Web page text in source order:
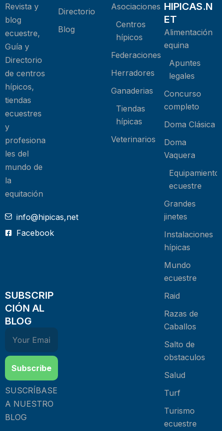
Revista y
blog
ecuestre,
Guía y
Directorio
de centros
hípicos,
tiendas
ecuestres
y
profesiona
les del
mundo de
la
equitación
info@hipicas,net
Facebook
SUBSCRIP
CIÓN AL
BLOG
Subscribe
SUSCRÍBASE
A NUESTRO
BLOG
Directorio
Blog
Asociaciones
Centros
hípicos
Federaciones
Herradores
Ganaderias
Tiendas
hípicas
Veterinarios
HIPICAS.N
ET
Alimentación
equina
Apuntes
legales
Concurso
completo
Doma Clásica
Doma
Vaquera
Equipamiento
ecuestre
Grandes
jinetes
Instalaciones
hípicas
Mundo
ecuestre
Raid
Razas de
Caballos
Salto de
obstaculos
Salud
Turf
Turismo
ecuestre